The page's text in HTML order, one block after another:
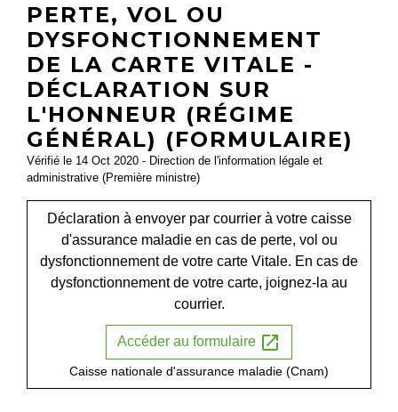
PERTE, VOL OU
DYSFONCTIONNEMENT
DE LA CARTE VITALE -
DÉCLARATION SUR
L'HONNEUR (RÉGIME
GÉNÉRAL) (FORMULAIRE)
Vérifié le 14 Oct 2020 - Direction de l'information légale et
administrative (Première ministre)
Déclaration à envoyer par courrier à votre caisse
d'assurance maladie en cas de perte, vol ou
dysfonctionnement de votre carte Vitale. En cas de
dysfonctionnement de votre carte, joignez-la au
courrier.
Accéder au formulaire open_in_new
Caisse nationale d'assurance maladie (Cnam)